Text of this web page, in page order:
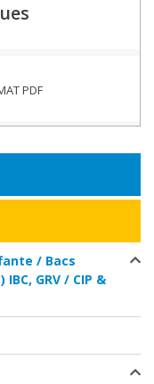
/ Bacs
GRV / CIP &